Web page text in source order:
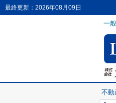
最終更新：2026年08月09日
一
不動